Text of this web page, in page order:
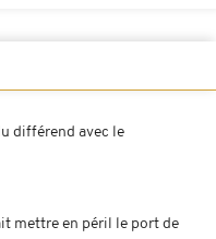
différend avec le
mettre en péril le port de